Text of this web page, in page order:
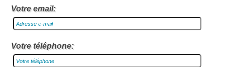
Votre email:
Votre téléphone: